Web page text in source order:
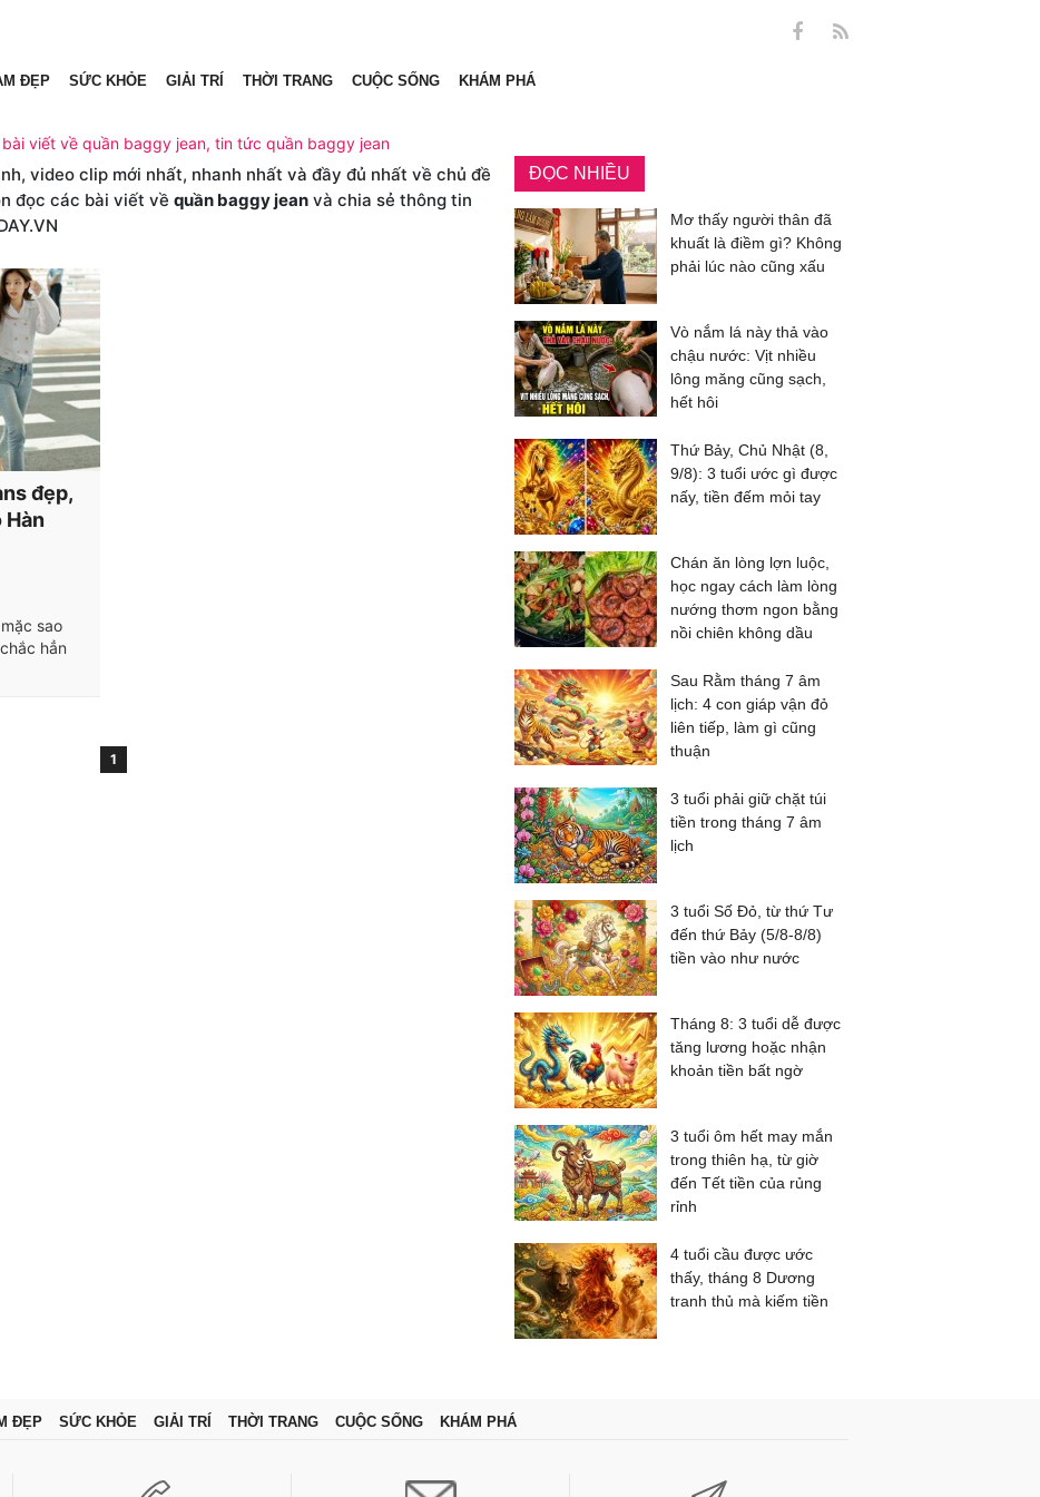
ĐẸP SỨC KHỎE GIẢI TRÍ THỜI TRANG CUỘC SỐNG KHÁM PHÁ
viết về quần baggy jean, tin tức quần baggy jean
video clip mới nhất, nhanh nhất và đầy đủ nhất về chủ đề
đọc các bài viết về quần baggy jean và chia sẻ thông tin
đẹp,
Hàn
sao
hẳn
1
ĐỌC NHIỀU
Mơ thấy người thân đã
khuất là điềm gì? Không
phải lúc nào cũng xấu
Vò nắm lá này thả vào
chậu nước: Vịt nhiều
lông măng cũng sạch,
hết hôi
Thứ Bảy, Chủ Nhật (8,
9/8): 3 tuổi ước gì được
nấy, tiền đếm mỏi tay
Chán ăn lòng lợn luộc,
học ngay cách làm lòng
nướng thơm ngon bằng
nồi chiên không dầu
Sau Rằm tháng 7 âm
lịch: 4 con giáp vận đỏ
liên tiếp, làm gì cũng
thuận
3 tuổi phải giữ chặt túi
tiền trong tháng 7 âm
lịch
3 tuổi Số Đỏ, từ thứ Tư
đến thứ Bảy (5/8-8/8)
tiền vào như nước
Tháng 8: 3 tuổi dễ được
tăng lương hoặc nhận
khoản tiền bất ngờ
3 tuổi ôm hết may mắn
trong thiên hạ, từ giờ
đến Tết tiền của rủng
rỉnh
4 tuổi cầu được ước
thấy, tháng 8 Dương
tranh thủ mà kiếm tiền
ĐẸP SỨC KHỎE GIẢI TRÍ THỜI TRANG CUỘC SỐNG KHÁM PHÁ